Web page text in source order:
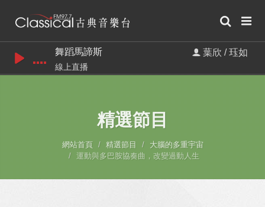
舞蹈馬諦斯 葉欣 / 珏如
線上直播